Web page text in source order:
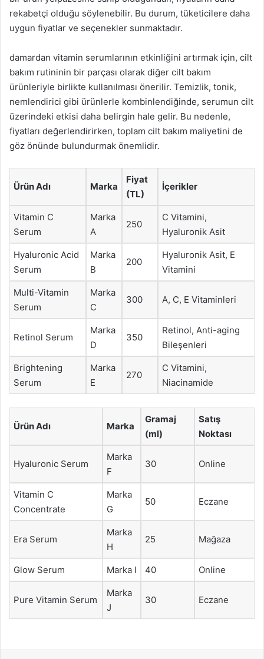
rekabetçi olduğu söylenebilir. Bu durum, tüketicilere daha
uygun fiyatlar ve seçenekler sunmaktadır.
damardan vitamin serumlarının etkinliğini artırmak için, cilt
bakım rutininin bir parçası olarak diğer cilt bakım
ürünleriyle birlikte kullanılması önerilir. Temizlik, tonik,
nemlendirici gibi ürünlerle kombinlendiğinde, serumun cilt
üzerindeki etkisi daha belirgin hale gelir. Bu nedenle,
fiyatları değerlendirirken, toplam cilt bakım maliyetini de
göz önünde bulundurmak önemlidir.
Ürün Adı Marka
Fiyat
(TL)
İçerikler
Vitamin C
Serum
Marka
A
250
C Vitamini,
Hyaluronik Asit
Hyaluronic Acid
Serum
Marka
B
200
Hyaluronik Asit, E
Vitamini
Multi-Vitamin
Serum
Marka
C
300 A, C, E Vitaminleri
Retinol Serum
Marka
D
350
Retinol, Anti-aging
Bileşenleri
Brightening
Serum
Marka
E
270
C Vitamini,
Niacinamide
Ürün Adı Marka
Gramaj
(ml)
Satış
Noktası
Hyaluronic Serum
Marka
F
30 Online
Vitamin C
Concentrate
Marka
G
50 Eczane
Era Serum
Marka
H
25 Mağaza
Glow Serum Marka I 40 Online
Pure Vitamin Serum
Marka
J
30 Eczane